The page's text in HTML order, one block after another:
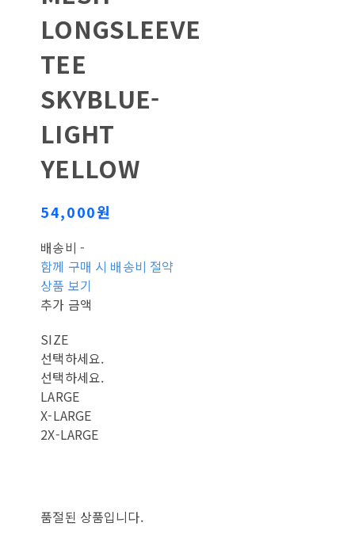
LONGSLEEVE
TEE
SKYBLUE-
LIGHT
YELLOW
54,000원
배송비 -
함께 구매 시 배송비 절약
상품 보기
추가 금액
SIZE
선택하세요.
선택하세요.
LARGE
X-LARGE
2X-LARGE
품절된 상품입니다.